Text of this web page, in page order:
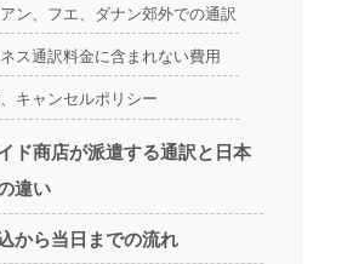
ン、フエ、ダナン郊外での通訳
ス通訳料金に含まれない費用
キャンセルポリシー
ド商店が派遣する通訳と日本
違い
から当日までの流れ